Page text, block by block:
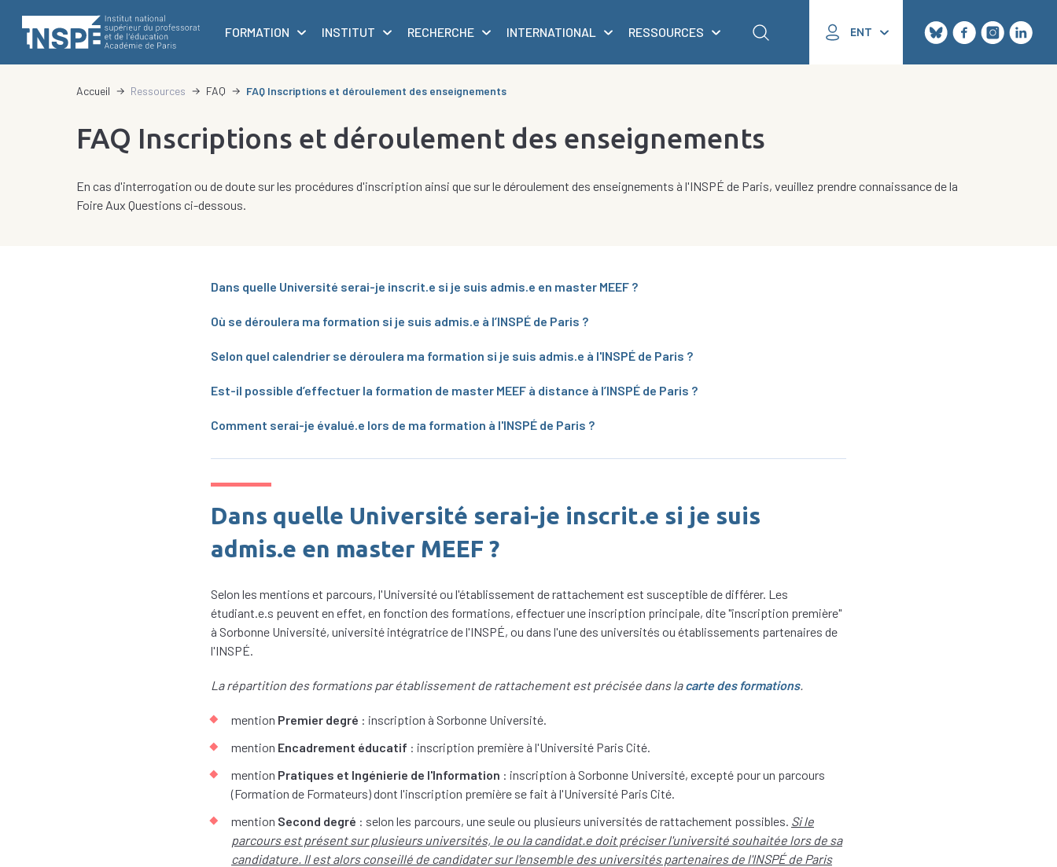
contenu
principal
principale
FORMATION
INSTITUT RECHERCHE INTERNATIONAL RESSOURCES ENT
d'Ariane
Accueil Ressources FAQ FAQ Inscriptions et déroulement des enseignements
FAQ Inscriptions et déroulement des enseignements
En cas d'interrogation ou de doute sur les procédures d'inscription ainsi que sur le déroulement des enseignements à l'INSPÉ de Paris, veuillez prendre connaissance de la
Foire Aux Questions ci-dessous.
Dans quelle Université serai-je inscrit.e si je suis admis.e en master MEEF ?
Où se déroulera ma formation si je suis admis.e à l’INSPÉ de Paris ?
Selon quel calendrier se déroulera ma formation si je suis admis.e à l'INSPÉ de Paris ?
Est-il possible d’effectuer la formation de master MEEF à distance à l’INSPÉ de Paris ?
Comment serai-je évalué.e lors de ma formation à l'INSPÉ de Paris ?
Dans quelle Université serai-je inscrit.e si je suis
admis.e en master MEEF ?
Selon les mentions et parcours, l'Université ou l'établissement de rattachement est susceptible de différer. Les
étudiant.e.s peuvent en effet, en fonction des formations, effectuer une inscription principale, dite "inscription première"
à Sorbonne Université, université intégratrice de l'INSPÉ, ou dans l'une des universités ou établissements partenaires de
l'INSPÉ.
La répartition des formations par établissement de rattachement est précisée dans lacarte des formations.
mention Premier degré : inscription à Sorbonne Université.
mention Encadrement éducatif : inscription première à l'Université Paris Cité.
mention Pratiques et Ingénierie de l'Information : inscription à Sorbonne Université, excepté pour un parcours
(Formation de Formateurs) dont l'inscription première se fait à l'Université Paris Cité.
mention Second degré : selon les parcours, une seule ou plusieurs universités de rattachement possibles. Si le
parcours est présent sur plusieurs universités, le ou la candidat.e doit préciser l'université souhaitée lors de sa
candidature. Il est alors conseillé de candidater sur l'ensemble des universités partenaires de l'INSPÉ de Paris